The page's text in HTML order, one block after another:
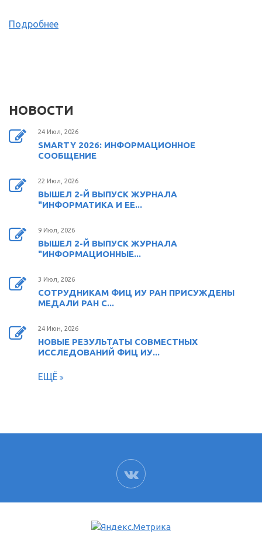
Подробнее
НОВОСТИ
24 Июл, 2026
SMARTY 2026: ИНФОРМАЦИОННОЕ
СООБЩЕНИЕ
22 Июл, 2026
ВЫШЕЛ 2-Й ВЫПУСК ЖУРНАЛА
"ИНФОРМАТИКА И ЕЕ...
9 Июл, 2026
ВЫШЕЛ 2-Й ВЫПУСК ЖУРНАЛА
"ИНФОРМАЦИОННЫЕ...
3 Июл, 2026
СОТРУДНИКАМ ФИЦ ИУ РАН ПРИСУЖДЕНЫ
МЕДАЛИ РАН С...
24 Июн, 2026
НОВЫЕ РЕЗУЛЬТАТЫ СОВМЕСТНЫХ
ИССЛЕДОВАНИЙ ФИЦ ИУ...
ЕЩЁ
ВК